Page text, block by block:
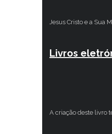
Jesus Cristo e a Sua
Livros
A criação deste livro